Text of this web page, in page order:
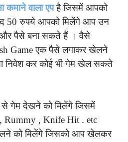
कमाने वाला एपहै जिसमें आपको
50 रुपये आपको मिलेंगे आप उन
पैसे बना सकते हैं । वैसे
Game एक पैसे लगाकर खेलने
निवेश कर कोई भी गेम खेल सकते
गेम देखने को मिलेंगे जिसमें
Rummy , Knife Hit . etc
को मिलेंगे जिसको आप खेलकर